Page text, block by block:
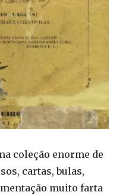
coleção enorme de
cartas, bulas,
muito farta